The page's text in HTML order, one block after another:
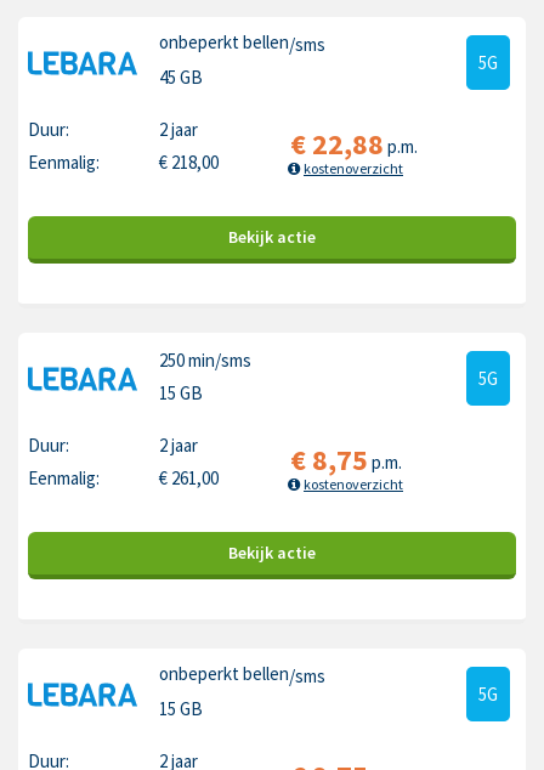
onbeperkt bellen/sms
45 GB
5G
Duur:
2 jaar
Eenmalig:
€ 218,00 €22,88 p.m.
kostenoverzicht
Bekijk actie
250 min/sms
15 GB
5G
Duur:
2 jaar
Eenmalig:
€ 261,00 €8,75 p.m.
kostenoverzicht
Bekijk actie
onbeperkt bellen/sms
15 GB
5G
Duur: 2 jaar